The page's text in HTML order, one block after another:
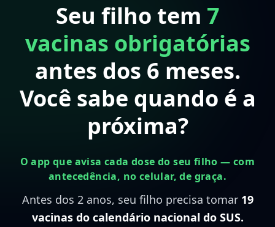
Seu filho tem 7
vacinas obrigatórias
antes dos 6 meses.
Você sabe quando é a
próxima?
O app que avisa cada dose do seu filho — com
antecedência, no celular, de graça.
Antes dos 2 anos, seu filho precisa tomar 19
vacinas do calendário nacional do SUS.